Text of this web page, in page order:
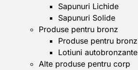
Sapunuri Lichide
Sapunuri Solide
Produse pentru bronz
Produse pentru bronz
Lotiuni autobronzante
Alte produse pentru corp